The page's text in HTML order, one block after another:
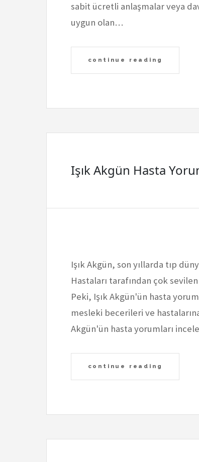
sabit ücretli anlaşmalar veya
uygun olan…
continue reading
Işık Akgün Hasta
Işık Akgün, son yıllarda tıp
Hastaları tarafından çok
Peki, Işık Akgün'ün hasta
mesleki becerileri ve
Akgün'ün hasta yorumları
continue reading